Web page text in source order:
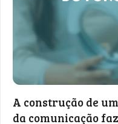
A construção de
da comunicação